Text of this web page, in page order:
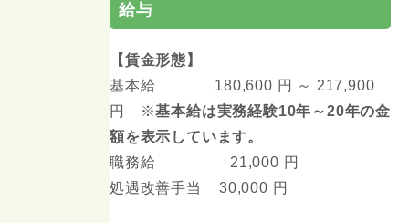
給与
【賃金形態】
基本給 180,600 円 ～ 217,900
円 ※基本給は実務経験10年～20年の金
額を表示しています。
職務給 21,000 円
処遇改善手当 30,000 円